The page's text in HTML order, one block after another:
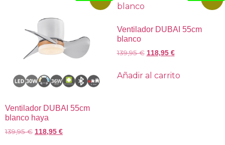
Ventilador DUBAI 55cm
blanco haya
139,95€ 118,95 €
Ventilador DUBAI 55cm
blanco
139,95€ 118,95 €
Añadir al carrito